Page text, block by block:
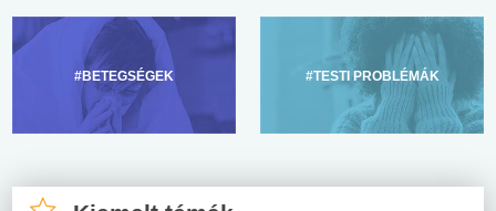
#BETEGSÉGEK #TESTI PROBLÉMÁK